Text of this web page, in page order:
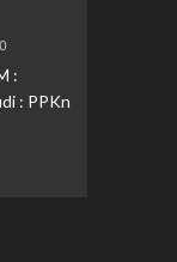
0
:
: PPKn